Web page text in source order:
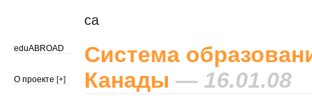
ca
eduABROAD
О проекте [+]
Система
Канады — 16.01.08